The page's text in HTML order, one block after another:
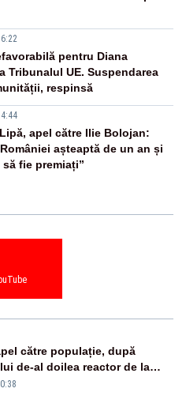
pentru Diana
Tribunalul UE. Suspendarea
respinsă
apel către Ilie Bolojan:
așteaptă de un an și
fie premiați”
către populație, după
de-al doilea reactor de la
„Să își reducă consumul în